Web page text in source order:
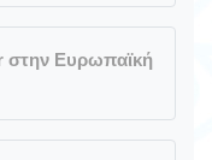
στην Ευρωπαϊκή